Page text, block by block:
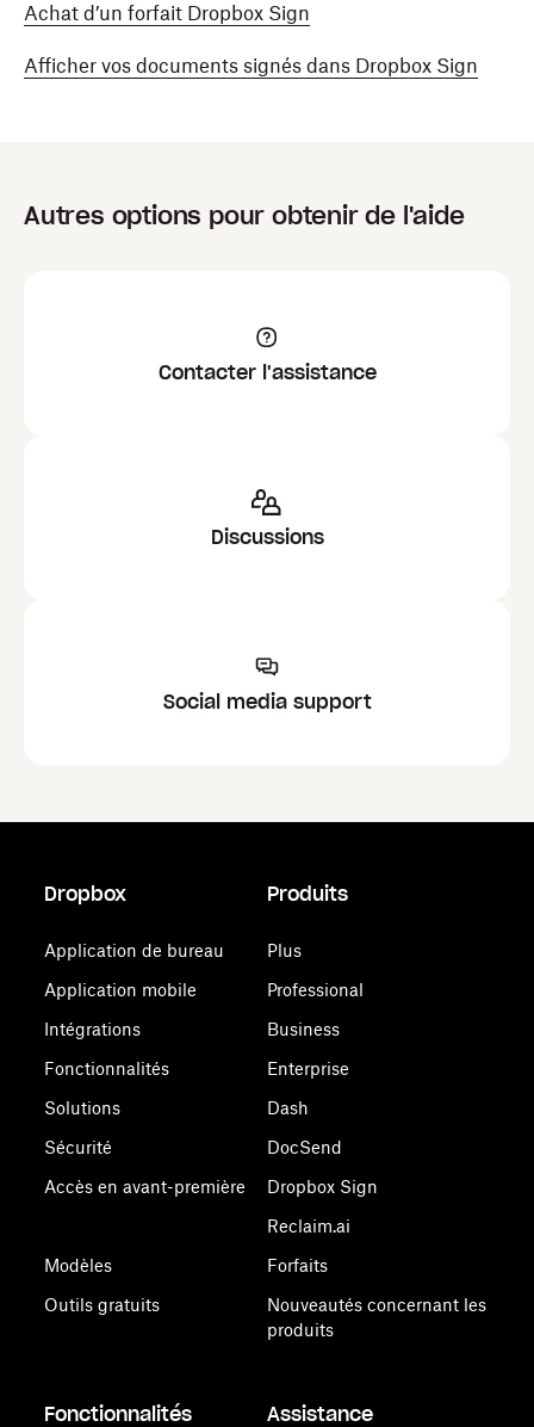
Achat d’un forfait Dropbox Sign
Afficher vos documents signés dans Dropbox Sign
Autres options pour obtenir de l'aide
Contacter l'assistance
Discussions
Social media support
Dropbox
Application de bureau
Application mobile
Intégrations
Fonctionnalités
Solutions
Sécurité
Accès en avant-première
Modèles
Outils gratuits
Produits
Plus
Professional
Business
Enterprise
Dash
DocSend
Dropbox Sign
Reclaim.ai
Forfaits
Nouveautés concernant les
produits
Fonctionnalités Assistance